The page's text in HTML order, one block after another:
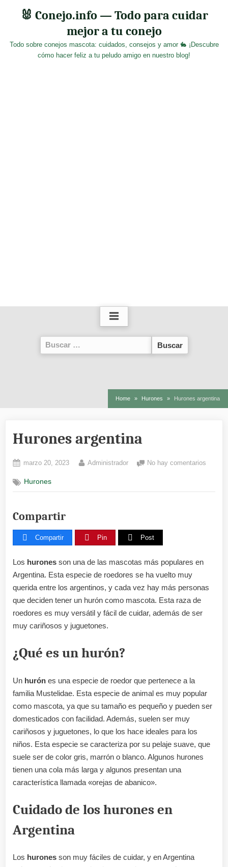
🐰 Conejo.info — Todo para cuidar
mejor a tu conejo
Todo sobre conejos mascota: cuidados, consejos y amor 🐇 ¡Descubre
cómo hacer feliz a tu peludo amigo en nuestro blog!
Buscar:
Home Hurones Hurones argentina
Hurones argentina
Posted
marzo 20, 2023 By
Administrador No hay comentarios
Hurones
Compartir
Compartir Pin Post
Los hurones son una de las mascotas más populares en
Argentina. Esta especie de roedores se ha vuelto muy
querida entre los argentinos, y cada vez hay más personas
que deciden tener un hurón como mascota. Esta raza de
roedores es muy versátil y fácil de cuidar, además de ser
muy cariñosos y juguetones.
¿Qué es un hurón?
Un hurón es una especie de roedor que pertenece a la
familia Mustelidae. Esta especie de animal es muy popular
como mascota, ya que su tamaño es pequeño y pueden ser
domesticados con facilidad. Además, suelen ser muy
cariñosos y juguetones, lo que los hace ideales para los
niños. Esta especie se caracteriza por su pelaje suave, que
suele ser de color gris, marrón o blanco. Algunos hurones
tienen una cola más larga y algunos presentan una
característica llamada «orejas de abanico».
Cuidado de los hurones en
Argentina
Los hurones son muy fáciles de cuidar, y en Argentina